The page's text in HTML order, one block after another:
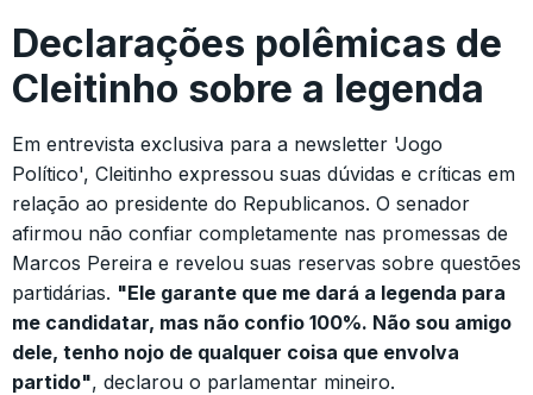
Declarações polêmicas de
Cleitinho sobre a legenda
Em entrevista exclusiva para a newsletter 'Jogo
Político', Cleitinho expressou suas dúvidas e críticas em
relação ao presidente do Republicanos. O senador
afirmou não confiar completamente nas promessas de
Marcos Pereira e revelou suas reservas sobre questões
partidárias. "Ele garante que me dará a legenda para
me candidatar, mas não confio 100%. Não sou amigo
dele, tenho nojo de qualquer coisa que envolva
partido", declarou o parlamentar mineiro.